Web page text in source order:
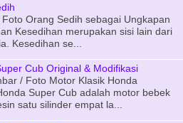
Orang Sedih sebagai Ungkapan
Kesedihan merupakan sisi lain dari
Kesedihan se...
Cub Original & Modifikasi
/ Foto Motor Klasik Honda
Super Cub adalah motor bebek
satu silinder empat la...